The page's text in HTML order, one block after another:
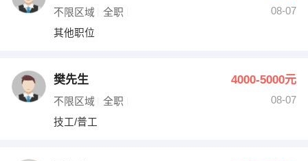
不限区域 全职
08-07
其他职位
樊先生 4000-5000元
不限区域 全职
08-07
技工/普工